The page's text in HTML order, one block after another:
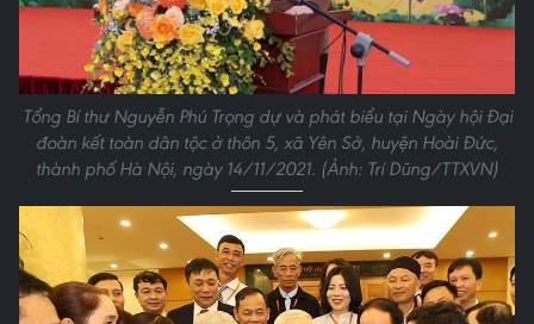
Tổng Bí thư Nguyễn Phú Trọng dự và phát biểu tại Ngày hội Đại
đoàn kết toàn dân tộc ở thôn 5, xã Yên Sở, huyện Hoài Đức,
thành phố Hà Nội, ngày 14/11/2021. (Ảnh: Trí Dũng/TTXVN)